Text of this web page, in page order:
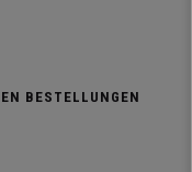
BESTELLUNGEN